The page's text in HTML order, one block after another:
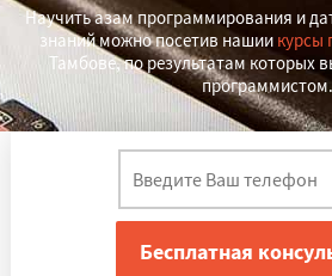
Научить азам программирования и
знаний можно посетив нашии курсы
Тамбове, по результатам которых
программистом.